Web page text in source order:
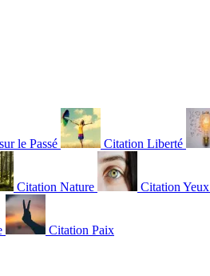
le Passé Citation Liberté
Citation Nature Citation Yeux
Citation Paix